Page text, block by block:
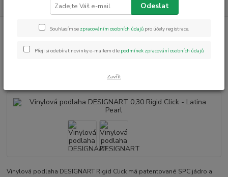
Vinylové podlahy
Vinylová podlaha DESIGNART 0,30 Rigid Click -
Vinylová podlaha DESIGNART
0,30 Rigid Click - Latina Pearl
Vinylová podlaha DESIGNART Rigid Click má patentované SPC jádro a
Odeslat
Souhlasím se zpracováním osobních údajů pro účely registrace.
Přeji si odebírat novinky e-mailem dle podmínek zpracování osobních údajů.
Zavřít